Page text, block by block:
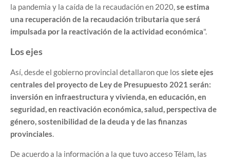
la pandemia y la caída de la recaudación en 2020,se estima
una recuperación de la recaudación tributaria que será
impulsada por la reactivación de la actividad económica".
Los ejes
Así, desde el gobierno provincial detallaron que los siete ejes
centrales del proyecto de Ley de Presupuesto 2021 serán:
inversión en infraestructura y vivienda, en educación, en
seguridad, en reactivación económica, salud, perspectiva de
género, sostenibilidad de la deuda y de las finanzas
provinciales.
De acuerdo a la información a la que tuvo acceso Télam, las